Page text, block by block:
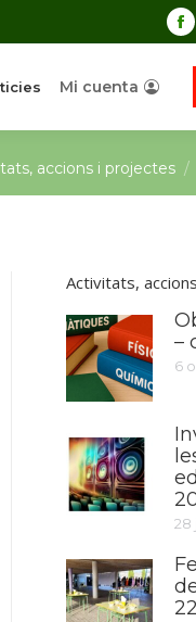
Mi cuenta
accions i projectes
Activitats,
–
6
28